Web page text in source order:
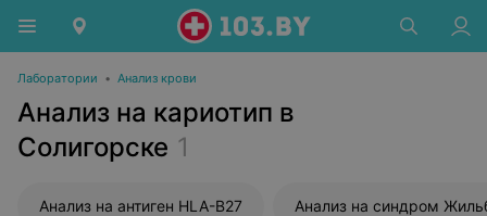
Лаборатории • Анализ крови
Анализ на кариотип в
Солигорске 1
Анализ на антиген HLA-B27 Анализ на синдром